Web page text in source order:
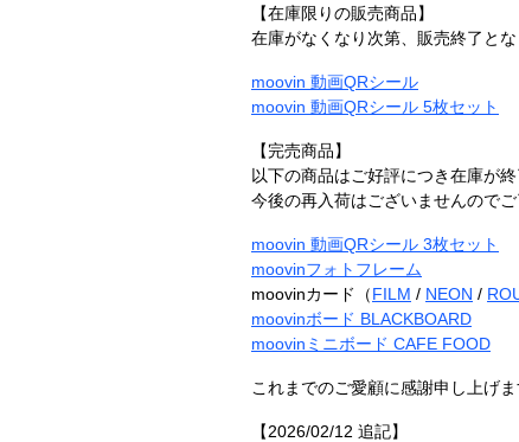
【在庫限りの販売商品】
在庫がなくなり次第、販売終了と
moovin 動画QRシール
moovin 動画QRシール 5枚セット
【完売商品】
以下の商品はご好評につき在庫が
今後の再入荷はございませんのでご
moovin 動画QRシール 3枚セット
moovinフォトフレーム
moovinカード（FILM / NEON /
moovinボード BLACKBOARD
moovinミニボード CAFE FOOD
これまでのご愛顧に感謝申し上げ
【2026/02/12 追記】